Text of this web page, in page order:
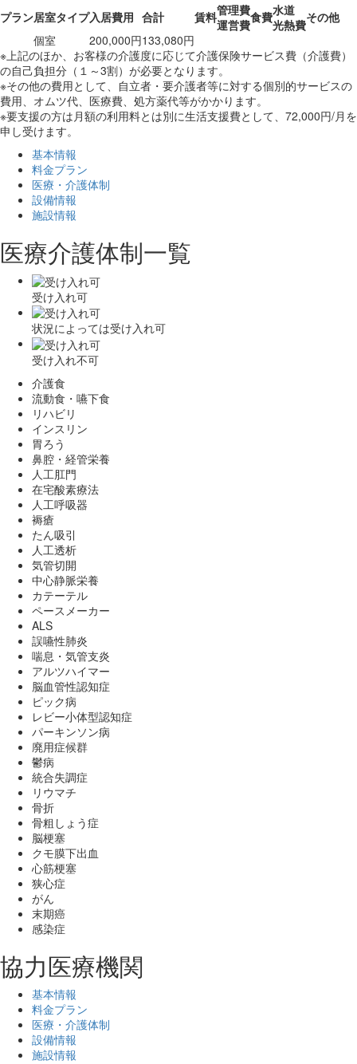
プラン居室タイプ入居費用 合計 賃料管理費
運営費食費水道
光熱費その他
個室
200,000円133,080円
※上記のほか、お客様の介護度に応じて介護保険サービス費（介護費）
の自己負担分（１～3割）が必要となります。
※その他の費用として、自立者・要介護者等に対する個別的サービスの
費用、オムツ代、医療費、処方薬代等がかかります。
※要支援の方は月額の利用料とは別に生活支援費として、72,000円/月を
申し受けます。
基本情報
料金プラン
医療・介護体制
設備情報
施設情報
医療介護体制一覧
受け入れ可
状況によっては受け入れ可
受け入れ不可
介護食
流動食・嚥下食
リハビリ
インスリン
胃ろう
鼻腔・経管栄養
人工肛門
在宅酸素療法
人工呼吸器
褥瘡
たん吸引
人工透析
気管切開
中心静脈栄養
カテーテル
ペースメーカー
ALS
誤嚥性肺炎
喘息・気管支炎
アルツハイマー
脳血管性認知症
ピック病
レビー小体型認知症
パーキンソン病
廃用症候群
鬱病
統合失調症
リウマチ
骨折
骨粗しょう症
脳梗塞
クモ膜下出血
心筋梗塞
狭心症
がん
末期癌
感染症
協力医療機関
基本情報
料金プラン
医療・介護体制
設備情報
施設情報